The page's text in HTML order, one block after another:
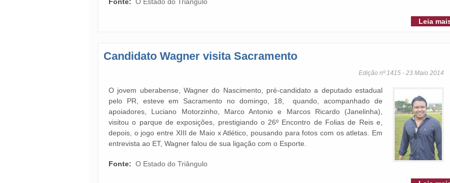
Leia
Candidato Wagner visita Sacramento
Edição nº 1415 - 23 Maio 2014
O jovem uberabense, Wagner do Nascimento, pré-candidato a deputado estadual
pelo PR, esteve em Sacramento no domingo, 18, quando, acompanhado de
apoiadores, Luciano Motorzinho, Marco Antonio e Marcos Ricardo (Janelinha),
visitou o parque de exposições, prestigiando o 26º Encontro de Folias de Reis e,
depois, o jogo entre XIII de Maio x Atlético, pousando para fotos com os atletas. Em
entrevista ao ET, Wagner falou de sua ligação com o Esporte.
Fonte: O Estado do Triângulo